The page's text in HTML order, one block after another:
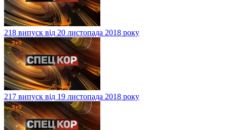
218 випуск від 20 листопада 2018 року
217 випуск від 19 листопада 2018 року